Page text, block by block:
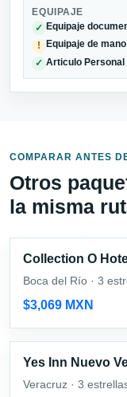
EQUIPAJE
✓ Equipaje
! Equipaje de
✓ Articulo Personal
COMPARAR ANTES
Otros
la misma
Collection O
Boca del Río · 3
$3,069 MXN
Yes Inn Nuevo
Veracruz · 3